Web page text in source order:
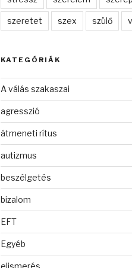
szeretet szex szülő
KATEGÓRIÁK
A válás szakaszai
agresszió
átmeneti rítus
autizmus
beszélgetés
bizalom
EFT
Egyéb
elismerés